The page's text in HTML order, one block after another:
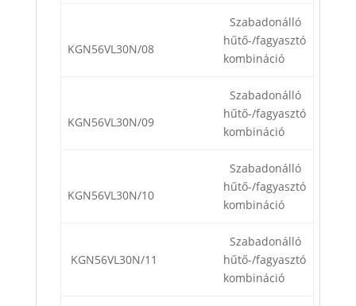
KGN56VL30N/08
Szabadonálló
hűtő-/fagyasztó
kombináció
KGN56VL30N/09
Szabadonálló
hűtő-/fagyasztó
kombináció
KGN56VL30N/10
Szabadonálló
hűtő-/fagyasztó
kombináció
KGN56VL30N/11
Szabadonálló
hűtő-/fagyasztó
kombináció